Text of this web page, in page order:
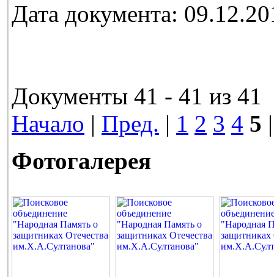
Дата документа:
Документы 41 - 41 из 41
Начало | Пред. | 1 2 3 4 5
Фотогалерея